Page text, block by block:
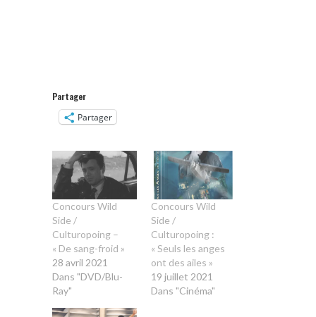
Partager
Partager
Concours Wild
Side /
Culturopoing –
« De sang-froid »
28 avril 2021
Dans "DVD/Blu-
Ray"
Concours Wild
Side /
Culturopoing :
« Seuls les anges
ont des ailes »
19 juillet 2021
Dans "Cinéma"